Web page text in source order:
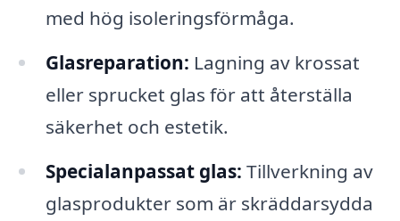
med hög isoleringsförmåga.
Glasreparation: Lagning av krossat
eller sprucket glas för att återställa
säkerhet och estetik.
Specialanpassat glas: Tillverkning av
glasprodukter som är skräddarsydda